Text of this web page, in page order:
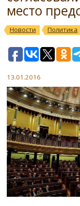
место
Новости Политика
13.01.2016